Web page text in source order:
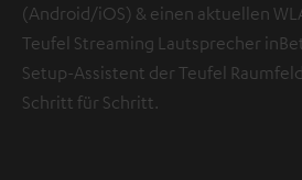
(Android/iOS) & einen aktuellen
Teufel Streaming Lautsprecher
Setup-Assistent der Teufel
Schritt für Schritt.